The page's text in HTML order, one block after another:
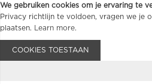
We gebruiken cookies om je ervaring te
Privacy richtlijn te voldoen, vragen we je
plaatsen.
Learn more.
COOKIES TOESTAAN